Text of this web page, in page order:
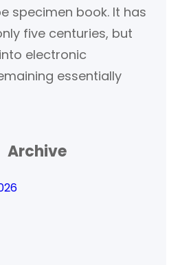
specimen book. It has
five centuries, but
electronic
essentially
Archive